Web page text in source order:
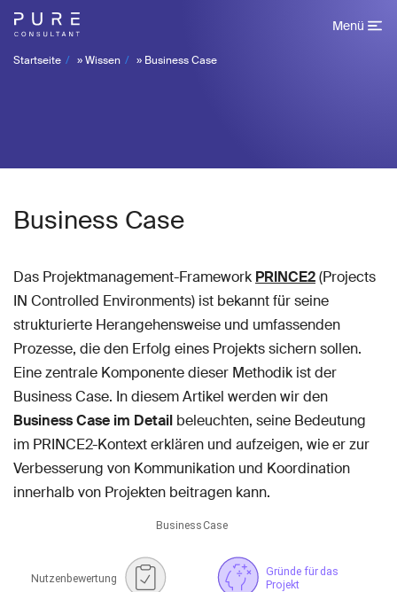
Menü
Startseite »Wissen » Business Case
Business Case
Das Projektmanagement-Framework PRINCE2(Projects
IN Controlled Environments) ist bekannt für seine
strukturierte Herangehensweise und umfassenden
Prozesse, die den Erfolg eines Projekts sichern sollen.
Eine zentrale Komponente dieser Methodik ist der
Business Case. In diesem Artikel werden wir den
Business Case im Detail beleuchten, seine Bedeutung
im PRINCE2-Kontext erklären und aufzeigen, wie er zur
Verbesserung von Kommunikation und Koordination
innerhalb von Projekten beitragen kann.